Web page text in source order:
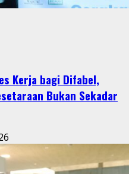
Kerja bagi Difabel,
Bukan Sekadar